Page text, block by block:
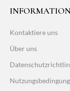
Kontaktiere uns
Über uns